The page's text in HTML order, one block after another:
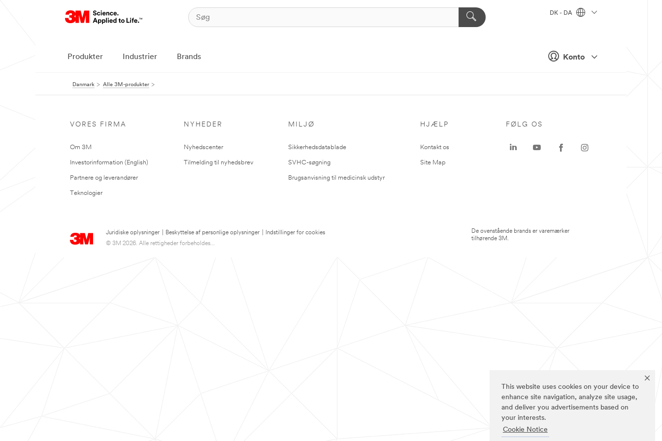
This website uses cookies on your device to
enhance site navigation, analyze site usage,
and deliver you advertisements based on
your interests.
Cookie Notice
Konto
DK - DA
Produkter Industrier Brands
Danmark Alle 3M-produkter
VORES FIRMA
Om 3M
Investorinformation (English)
Partnere og leverandører
Teknologier
NYHEDER
Nyhedscenter
Tilmelding til nyhedsbrev
MILJØ
Sikkerhedsdatablade
SVHC-søgning
Brugsanvisning til medicinsk udstyr
HJÆLP
Kontakt os
Site Map
Juridiske oplysninger Beskyttelse af personlige oplysninger
Indstillinger for cookies
© 3M 2026. Alle rettigheder forbeholdes...
FØLG OS
De ovenstående brands er varemærker
tilhørende 3M.